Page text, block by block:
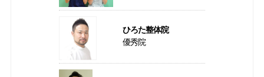
ひろた整体院
優秀院